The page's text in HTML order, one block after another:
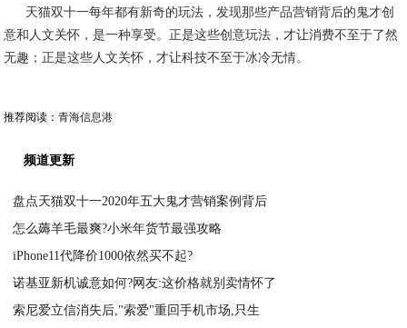
天猫双十一每年都有新奇的玩法，发现那些产品营销背后的鬼才创
意和人文关怀，是一种享受。正是这些创意玩法，才让消费不至于了然
无趣；正是这些人文关怀，才让科技不至于冰冷无情。
推荐阅读：青海信息港
频道更新
盘点天猫双十一2020年五大鬼才营销案例背后
怎么薅羊毛最爽?小米年货节最强攻略
iPhone11代降价1000依然买不起?
诺基亚新机诚意如何?网友:这价格就别卖情怀了
索尼爱立信消失后,"索爱"重回手机市场,只生